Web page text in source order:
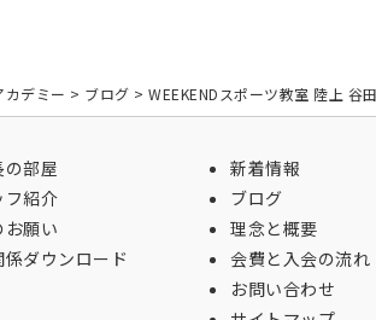
デミー > ブログ > WEEKENDスポーツ教室 陸上 谷
部屋
フ紹介
願い
ダウンロード
新着情報
ブログ
理念と概要
会費と入会の流れ
お問い合わせ